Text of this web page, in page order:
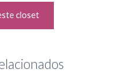
closet